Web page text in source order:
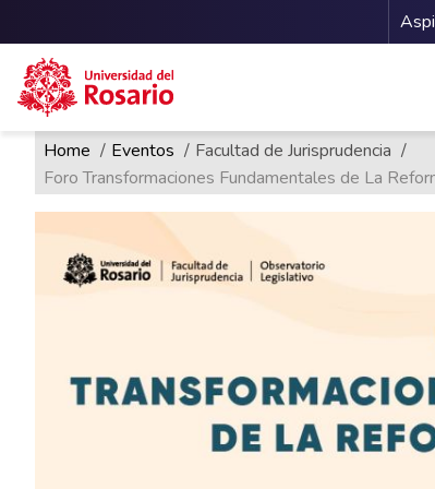
Pasar al contenido principal
Ruta de navegación
Home Eventos
Facultad de Jurisprudencia
Foro Transformaciones Fundamentales de La